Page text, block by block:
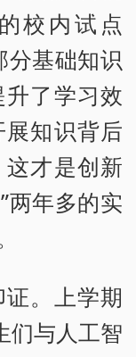
校内试点
分基础知识
了学习效
知识背后
才是创新
两年多的实
。上学期
们与人工智